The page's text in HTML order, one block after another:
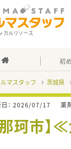
カルリソース
初
マスタッフ 茨城県
： 2026/07/17 薬
那珂市